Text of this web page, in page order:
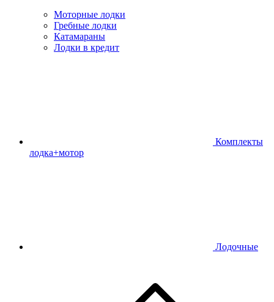
Моторные лодки
Гребные лодки
Катамараны
Лодки в кредит
Комплекты
лодка+мотор
Лодочные